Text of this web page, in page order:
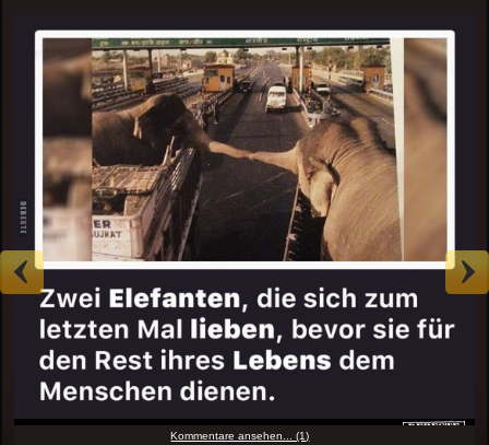
Kommentare ansehen... (1)